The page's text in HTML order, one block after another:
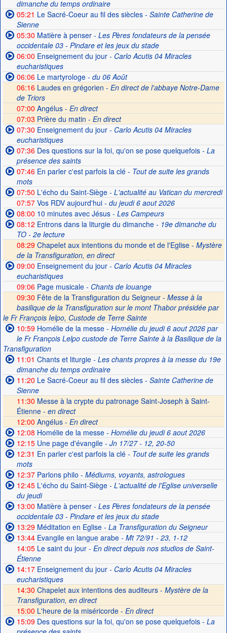
dimanche du temps ordinaire
05:21 Le Sacré-Coeur au fil des siècles- Sainte Catherine de
Sienne
05:30 Matière à penser- Les Pères fondateurs de la pensée
occidentale 03 - Pindare et les jeux du stade
06:00 Enseignement du jour- Carlo Acutis 04 Miracles
eucharistiques
06:06Le martyrologe- du 06 Août
06:16 Laudes en grégorien - En direct de l'abbaye Notre-Dame
de Triors
07:00 Angélus - En direct
07:03 Prière du matin - En direct
07:30 Enseignement du jour- Carlo Acutis 04 Miracles
eucharistiques
07:36Des questions sur la foi, qu'on se pose quelquefois- La
présence des saints
07:46En parler c'est parfois la clé- Tout de suite les grands
mots
07:50 L'écho du Saint-Siège- L'actualité au Vatican du mercredi
07:57Vos RDV aujourd'hui- du jeudi 6 aout 2026
08:00 10 minutes avec Jésus- Les Campeurs
08:12 Entrons dans la liturgie du dimanche- 19e dimanche du
TO - 2e lecture
08:29 Chapelet aux intentions du monde et de l'Eglise - Mystère
de la Transfiguration, en direct
09:00 Enseignement du jour- Carlo Acutis 04 Miracles
eucharistiques
09:06Page musicale- Chants de louange
09:30 Fête de la Transfiguration du Seigneur - Messe à la
basilique de la Transfiguration sur le mont Thabor présidée par
le Fr François Ielpo, Custode de Terre Sainte
10:59Homélie de la messe- Homélie du jeudi 6 aout 2026 par
le Fr François Lelpo custode de Terre Sainte à la Basilique de la
Transfiguration
11:01 Chants et liturgie- Les chants propres à la messe du 19e
dimanche du temps ordinaire
11:20 Le Sacré-Coeur au fil des siècles- Sainte Catherine de
Sienne
11:30 Messe à la crypte du patronage Saint-Joseph à Saint-
Étienne - en direct
12:00 Angélus - En direct
12:08 Homélie de la messe- Homélie du jeudi 6 aout 2026
12:15Une page d'évangile- Jn 17/27 - 12, 20-50
12:31 En parler c'est parfois la clé- Tout de suite les grands
mots
12:37Parlons philo - Médiums, voyants, astrologues
12:45L'écho du Saint-Siège- L'actualité de l'Eglise universelle
du jeudi
13:00 Matière à penser- Les Pères fondateurs de la pensée
occidentale 03 - Pindare et les jeux du stade
13:29Méditation en Eglise- La Transfiguration du Seigneur
13:44Evangile en langue arabe- Mt 72/91 - 23, 1-12
14:05Le saint du jour- En direct depuis nos studios de Saint-
Étienne
14:17Enseignement du jour- Carlo Acutis 04 Miracles
eucharistiques
14:30 Chapelet aux intentions des auditeurs - Mystère de la
Transfiguration, en direct
15:00 L'heure de la miséricorde - En direct
15:09Des questions sur la foi, qu'on se pose quelquefois- La